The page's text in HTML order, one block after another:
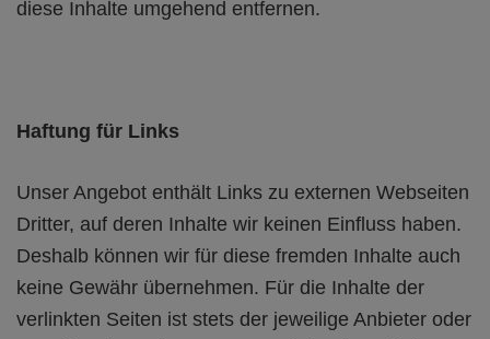
diese Inhalte umgehend entfernen.
Haftung für Links
Unser Angebot enthält Links zu externen Webseiten
Dritter, auf deren Inhalte wir keinen Einfluss haben.
Deshalb können wir für diese fremden Inhalte auch
keine Gewähr übernehmen. Für die Inhalte der
verlinkten Seiten ist stets der jeweilige Anbieter oder